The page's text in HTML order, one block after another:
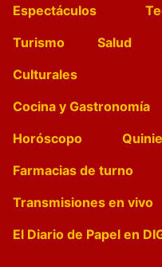
Espectáculos
Turismo
Salud
Culturales
Cocina y Gastronomía
Horóscopo
Farmacias de turno
Transmisiones en vivo
El Diario de Papel en